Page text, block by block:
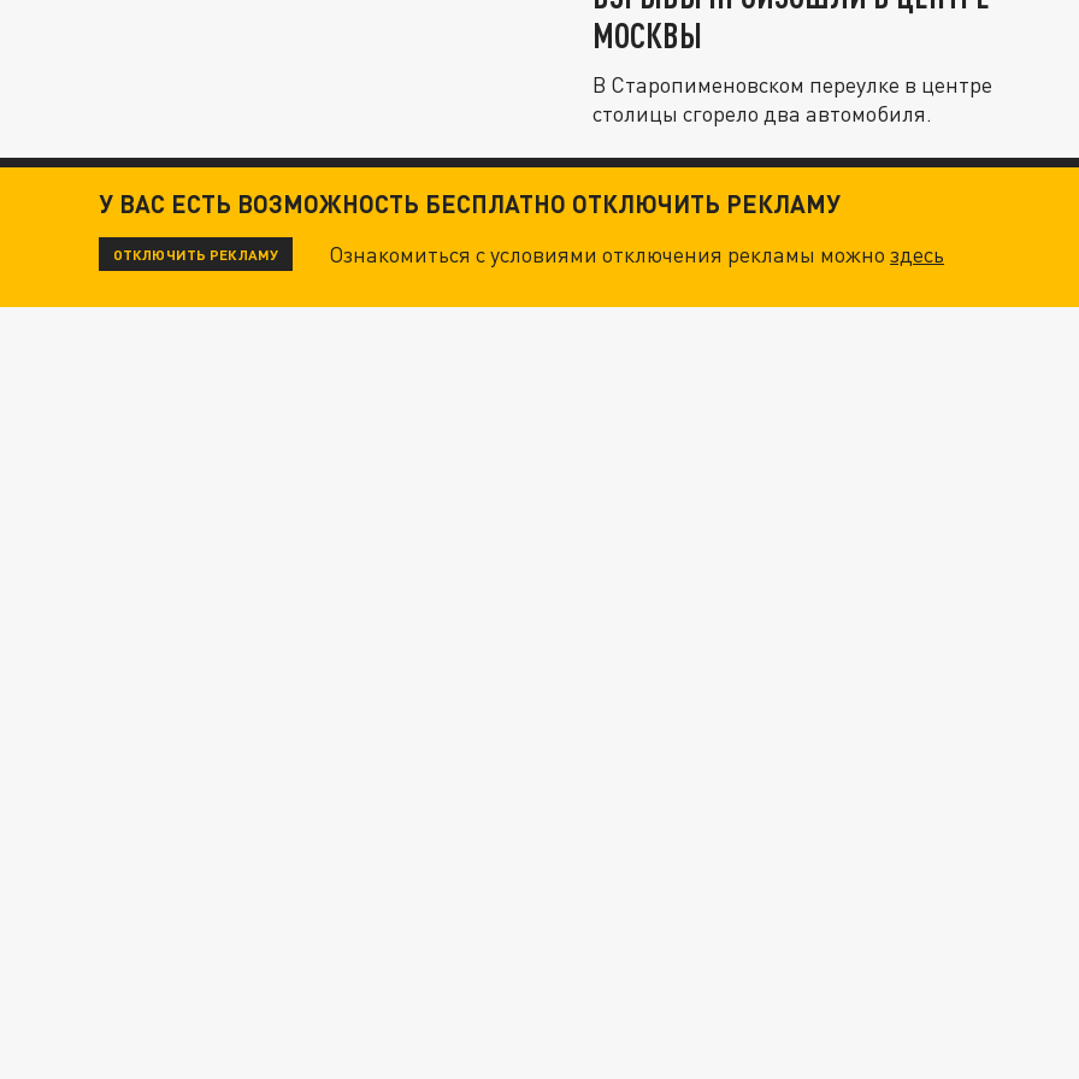
МОСКВЫ
В Старопименовском переулке в центре
столицы сгорело два автомобиля.
У ВАС ЕСТЬ ВОЗМОЖНОСТЬ БЕСПЛАТНО ОТКЛЮЧИТЬ РЕКЛАМУ
ОТКЛЮЧИТЬ РЕКЛАМУ Ознакомиться с условиями отключения рекламы можноздесь